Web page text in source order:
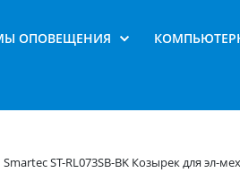
ОПОВЕЩЕНИЯ
Smartec ST-RL073SB-BK Козырек для эл-